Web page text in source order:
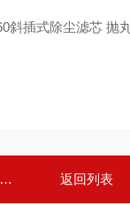
返回列表